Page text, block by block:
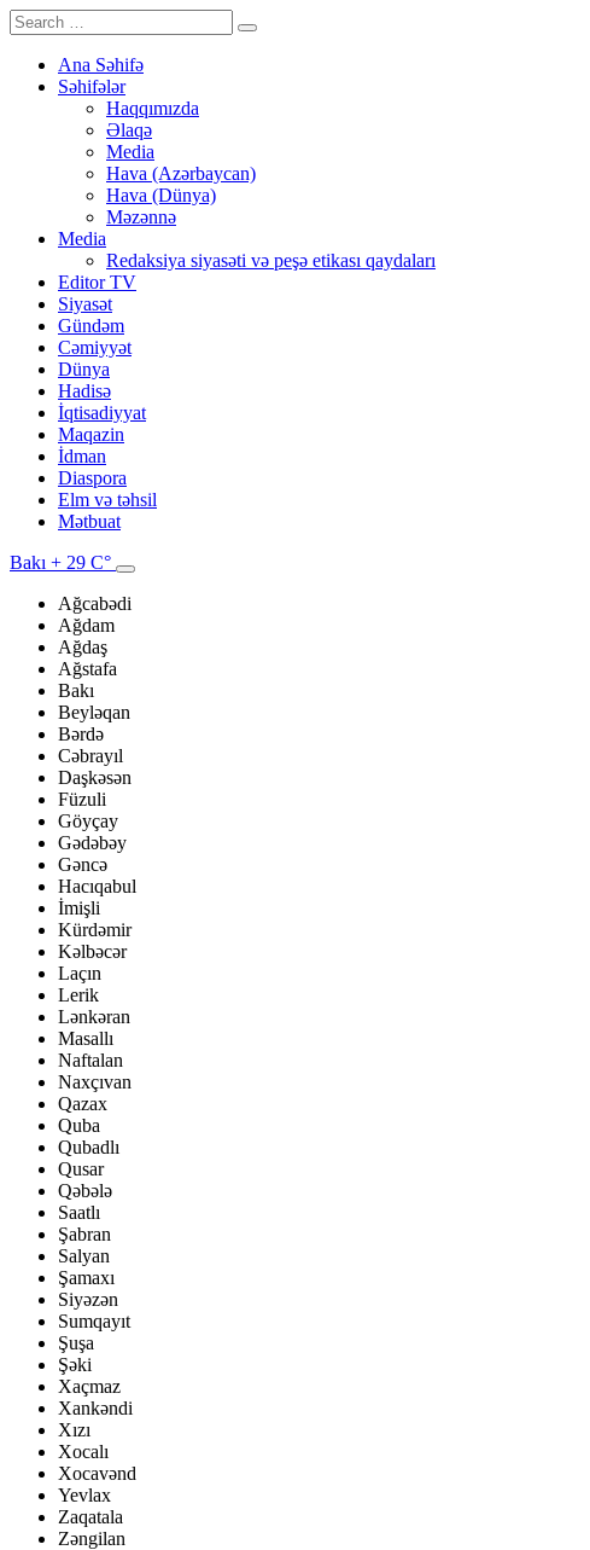
Ana Səhifə
Səhifələr
Haqqımızda
Əlaqə
Media
Hava (Azərbaycan)
Hava (Dünya)
Məzənnə
Media
Redaksiya siyasəti və peşə etikası qaydaları
Editor TV
Siyasət
Gündəm
Cəmiyyət
Dünya
Hadisə
İqtisadiyyat
Maqazin
İdman
Diaspora
Elm və təhsil
Mətbuat
Bakı + 29 C°
Ağcabədi
Ağdam
Ağdaş
Ağstafa
Bakı
Beyləqan
Bərdə
Cəbrayıl
Daşkəsən
Füzuli
Göyçay
Gədəbəy
Gəncə
Hacıqabul
İmişli
Kürdəmir
Kəlbəcər
Laçın
Lerik
Lənkəran
Masallı
Naftalan
Naxçıvan
Qazax
Quba
Qubadlı
Qusar
Qəbələ
Saatlı
Şabran
Salyan
Şamaxı
Siyəzən
Sumqayıt
Şuşa
Şəki
Xaçmaz
Xankəndi
Xızı
Xocalı
Xocavənd
Yevlax
Zaqatala
Zəngilan